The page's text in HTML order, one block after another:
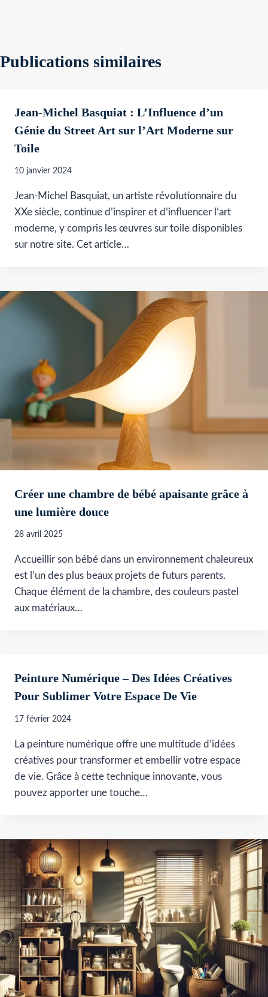
Publications similaires
Jean-Michel Basquiat : L’Influence d’un
Génie du Street Art sur l’Art Moderne sur
Toile
10 janvier 2024
Jean-Michel Basquiat, un artiste révolutionnaire du
XXe siècle, continue d’inspirer et d’influencer l’art
moderne, y compris les œuvres sur toile disponibles
sur notre site. Cet article…
Créer une chambre de bébé apaisante grâce à
une lumière douce
28 avril 2025
Accueillir son bébé dans un environnement chaleureux
est l’un des plus beaux projets de futurs parents.
Chaque élément de la chambre, des couleurs pastel
aux matériaux…
Peinture Numérique – Des Idées Créatives
Pour Sublimer Votre Espace De Vie
17 février 2024
La peinture numérique offre une multitude d’idées
créatives pour transformer et embellir votre espace
de vie. Grâce à cette technique innovante, vous
pouvez apporter une touche…